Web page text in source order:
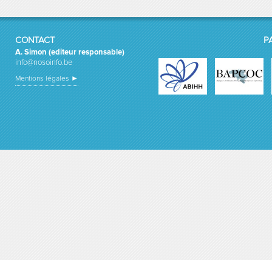
CONTACT
A. Simon (editeur responsable)
info@nosoinfo.be
Mentions légales ►